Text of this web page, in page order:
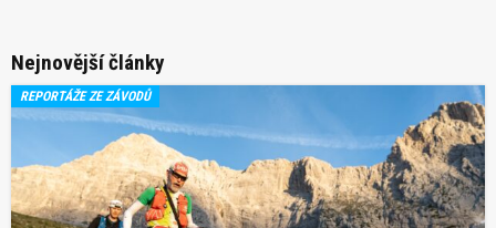
Nejnovější články
REPORTÁŽE ZE ZÁVODŮ